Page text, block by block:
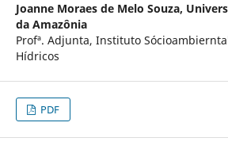
Joanne Moraes de Melo Souza,
da Amazônia
Profª. Adjunta, Instituto
Hídricos
PDF